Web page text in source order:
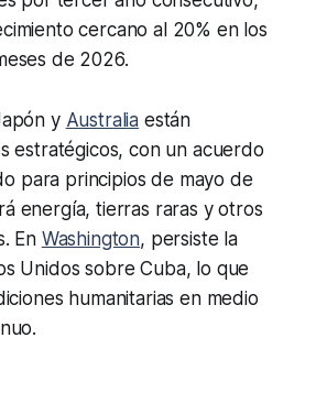
cercano al 20% en los
de 2026.
y Australia están
estratégicos, con un acuerdo
para principios de mayo de
energía, tierras raras y otros
En Washington, persiste la
Unidos sobre Cuba, lo que
humanitarias en medio